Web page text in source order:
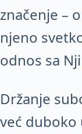
značenje –
njeno
odnos sa
Držanje
već duboko